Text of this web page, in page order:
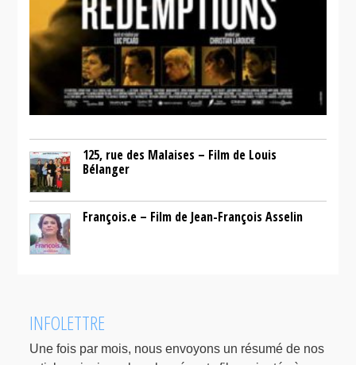
125, rue des Malaises – Film de Louis
Bélanger
François.e – Film de Jean-François Asselin
INFOLETTRE
Une fois par mois, nous envoyons un résumé de nos